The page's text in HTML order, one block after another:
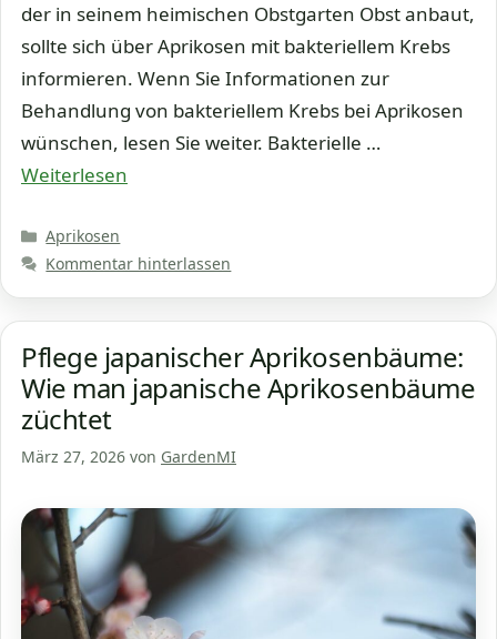
der in seinem heimischen Obstgarten Obst anbaut,
sollte sich über Aprikosen mit bakteriellem Krebs
informieren. Wenn Sie Informationen zur
Behandlung von bakteriellem Krebs bei Aprikosen
wünschen, lesen Sie weiter. Bakterielle …
Weiterlesen
Kategorien
Aprikosen
Kommentar hinterlassen
Pflege japanischer Aprikosenbäume:
Wie man japanische Aprikosenbäume
züchtet
März 27, 2026 von GardenMI